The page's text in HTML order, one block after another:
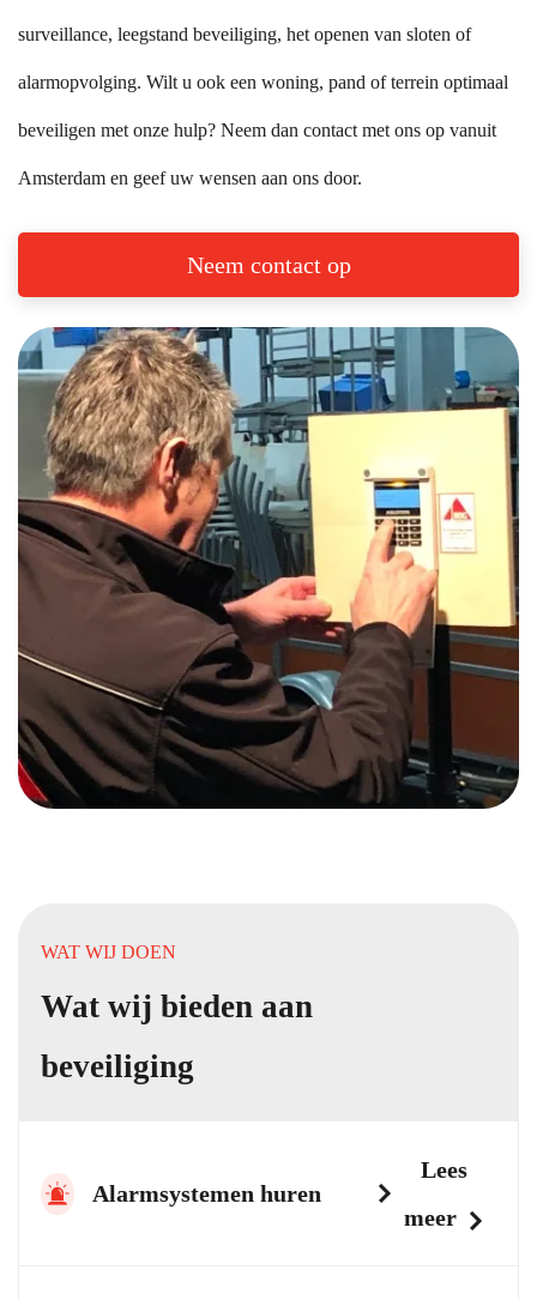
surveillance, leegstand beveiliging, het openen van sloten of
alarmopvolging. Wilt u ook een woning, pand of terrein optimaal
beveiligen met onze hulp? Neem dan contact met ons op vanuit
Amsterdam en geef uw wensen aan ons door.
Neem contact op
WAT WIJ DOEN
Wat wij bieden aan
beveiliging
Alarmsystemen huren
Lees
meer